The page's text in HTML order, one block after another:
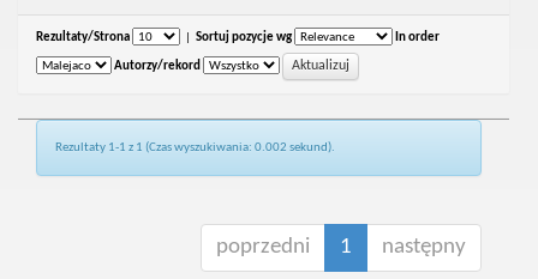
Rezultaty/Strona Sortuj pozycje wg In order
Autorzy/rekord
Rezultaty 1-1 z 1 (Czas wyszukiwania: 0.002 sekund).
poprzedni 1 następny